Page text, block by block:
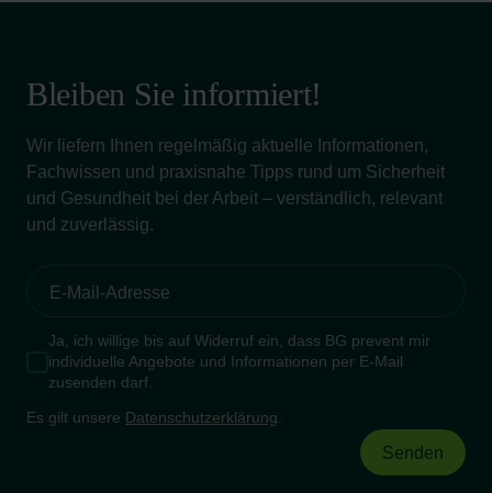
Bleiben Sie informiert!
Wir liefern Ihnen regelmäßig aktuelle Informationen,
Fachwissen und praxisnahe Tipps rund um Sicherheit
und Gesundheit bei der Arbeit – verständlich, relevant
und zuverlässig.
Ja, ich willige bis auf Widerruf ein, dass BG prevent mir
individuelle Angebote und Informationen per E-Mail
zusenden darf.
Es gilt unsere Datenschutzerklärung